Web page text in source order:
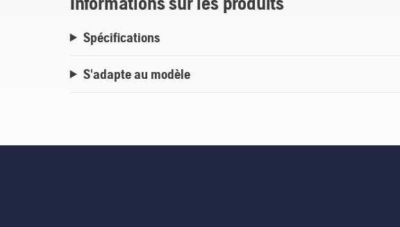
Spécifications
S'adapte au modèle